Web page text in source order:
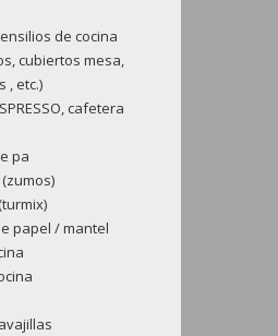
de cocina
cubiertos mesa,
, etc.)
cafetera
pa
papel / mantel